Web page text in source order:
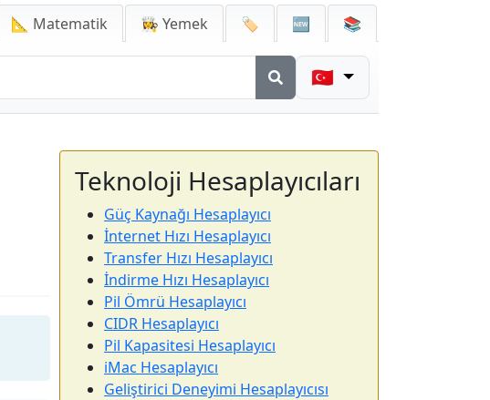
📐 Matematik 👩‍🍳 Yemek 🏷️ 🆕 📚
🇹🇷
Teknoloji Hesaplayıcıları
Güç Kaynağı Hesaplayıcı
İnternet Hızı Hesaplayıcı
Transfer Hızı Hesaplayıcı
İndirme Hızı Hesaplayıcı
Pil Ömrü Hesaplayıcı
CIDR Hesaplayıcı
Pil Kapasitesi Hesaplayıcı
iMac Hesaplayıcı
Geliştirici Deneyimi Hesaplayıcısı